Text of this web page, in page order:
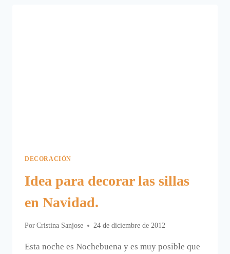
DECORACIÓN
Idea para decorar las sillas
en Navidad.
Por Cristina Sanjose 24 de diciembre de 2012
Esta noche es Nochebuena y es muy posible que